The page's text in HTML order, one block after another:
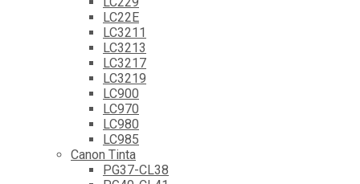
LC22E
LC3211
LC3213
LC3217
LC3219
LC900
LC970
LC980
LC985
Canon Tinta
PG37-CL38